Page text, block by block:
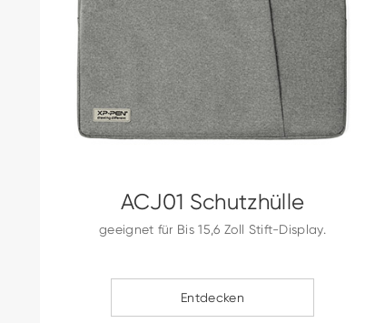
ACJ01 Schutzhülle
geeignet für Bis 15,6 Zoll Stift-Display.
Entdecken